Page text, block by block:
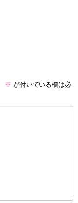
※ が付いている欄は必